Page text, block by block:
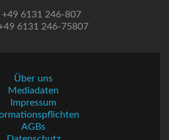
+49 6131 246-807
6131 246-75807
Über uns
Mediadaten
Impressum
AGBs